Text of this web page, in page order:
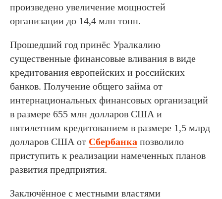
произведено увеличение мощностей
организации до 14,4 млн тонн.
Прошедший год принёс Уралкалию
существенные финансовые вливания в виде
кредитования европейских и российских
банков. Получение общего займа от
интернациональных финансовых организаций
в размере 655 млн долларов США и
пятилетним кредитованием в размере 1,5 млрд
долларов США от Сбербанка позволило
приступить к реализации намеченных планов
развития предприятия.
Заключённое с местными властями